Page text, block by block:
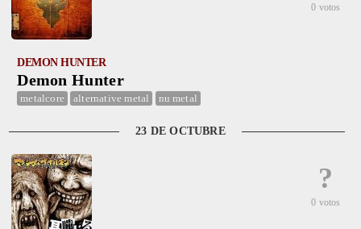
0 votos
DEMON HUNTER
Demon Hunter
metalcore alternative metal nu metal
23 DE OCTUBRE
?
0 votos